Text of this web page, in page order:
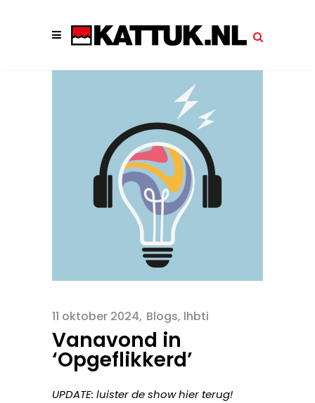
11 oktober 2024 Blogs, lhbti
Vanavond in
‘Opgeflikkerd’
UPDATE: luister de show hier terug!